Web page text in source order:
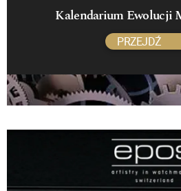
Kalendarium Ewolucji
PRZEJDŹ